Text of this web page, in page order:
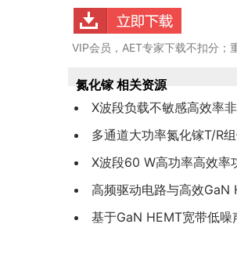
VIP会员，AET专家下载不扣分；
氮化镓 相关资源
X波段负载不敏感高效率
多通道大功率氮化镓T/R
X波段60 W高功率高效率
高频驱动电路与高效GaN
基于GaN HEMT宽带低噪